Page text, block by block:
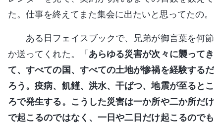
た。仕事を終えてまた集会に出たいと思ってたの。
ある日フェイスブックで、兄弟が御言葉を何節
か送ってくれた。「あらゆる災害が次々に襲ってき
て、すべての国、すべての土地が惨禍を経験するだ
ろう。疫病、飢饉、洪水、干ばつ、地震が至るとこ
ろで発生する。こうした災害は一か所や二か所だけ
で起こるのではなく、一日や二日だけ起こるのでも